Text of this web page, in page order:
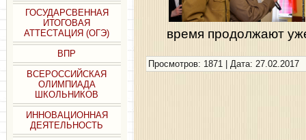
ГОСУДАРСВЕННАЯ
ИТОГОВАЯ
АТТЕСТАЦИЯ (ОГЭ)
ВПР
ВСЕРОССИЙСКАЯ
ОЛИМПИАДА
ШКОЛЬНИКОВ
ИННОВАЦИОННАЯ
ДЕЯТЕЛЬНОСТЬ
время продолжают
Просмотров: 1871 | Дата: 27.02.2017